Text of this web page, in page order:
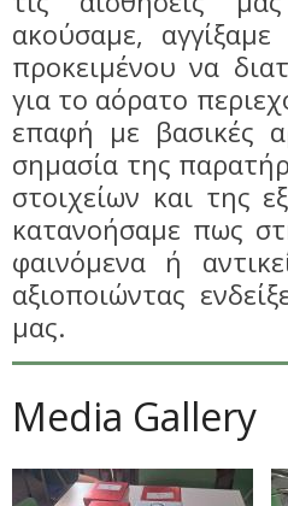
ακούσαμε,
προκειμένου να
για το αόρατο
επαφή με βασικές
σημασία της
στοιχείων και της
κατανοήσαμε πως
φαινόμενα ή
αξιοποιώντας
μας.
Media Gallery